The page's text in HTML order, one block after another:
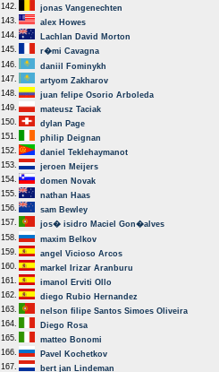
142.
jonas Vangenechten
143.
alex Howes
144.
Lachlan David Morton
145.
r�mi Cavagna
146.
daniil Fominykh
147.
artyom Zakharov
148.
juan felipe Osorio Arboleda
149.
mateusz Taciak
150.
dylan Page
151.
philip Deignan
152.
daniel Teklehaymanot
153.
jeroen Meijers
154.
domen Novak
155.
nathan Haas
156.
sam Bewley
157.
jos� isidro Maciel Gon�alves
158.
maxim Belkov
159.
angel Vicioso Arcos
160.
markel Irizar Aranburu
161.
imanol Erviti Ollo
162.
diego Rubio Hernandez
163.
nelson filipe Santos Simoes Oliveira
164.
Diego Rosa
165.
matteo Bonomi
166.
Pavel Kochetkov
167.
bert jan Lindeman